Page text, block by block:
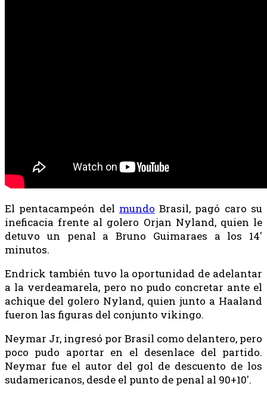
El pentacampeón del mundo Brasil, pagó caro su
ineficacia frente al golero Orjan Nyland, quien le
detuvo un penal a Bruno Guimaraes a los 14′
minutos.
Endrick también tuvo la oportunidad de adelantar
a la verdeamarela, pero no pudo concretar ante el
achique del golero Nyland, quien junto a Haaland
fueron las figuras del conjunto vikingo.
Neymar Jr, ingresó por Brasil como delantero, pero
poco pudo aportar en el desenlace del partido.
Neymar fue el autor del gol de descuento de los
sudamericanos, desde el punto de penal al 90+10′.